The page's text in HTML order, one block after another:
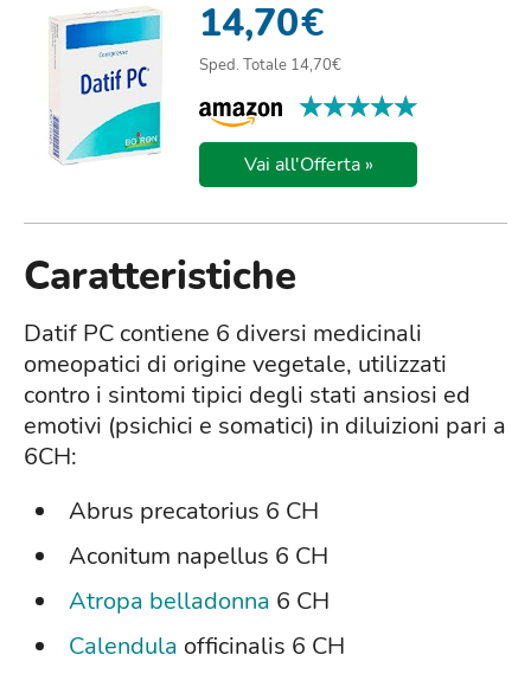
14,70€
Sped. Totale 14,70€
★★★★★
★★★★★
Vai all'Offerta »
Caratteristiche
Datif PC contiene 6 diversi medicinali
omeopatici di origine vegetale, utilizzati
contro i sintomi tipici degli stati ansiosi ed
emotivi (psichici e somatici) in diluizioni pari a
6CH:
Abrus precatorius 6 CH
Aconitum napellus 6 CH
Atropa belladonna 6 CH
Calendula officinalis 6 CH